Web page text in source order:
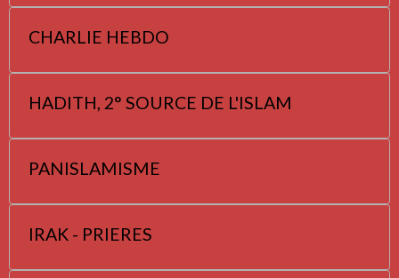
CHARLIE HEBDO
HADITH, 2° SOURCE DE L'ISLAM
PANISLAMISME
IRAK - PRIERES